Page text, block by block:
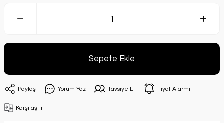
Sepete Ekle
Paylaş Yorum Yaz Tavsiye Et Fiyat Alarmı
Karşılaştır